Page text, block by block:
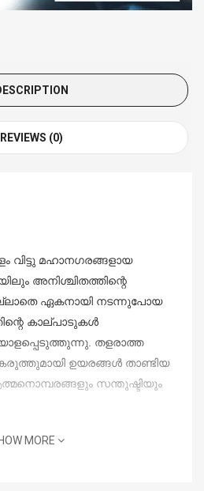
REVIEWS (0)
വിട്ടു മഹാനഗരങ്ങളായ
അനിശ്ചിതത്തിന്റെ
ഏകനായി നടന്നുപോയ
കാല്പാടുകൾ
തളരാത്ത
ഉയരങ്ങൾ താണ്ടിയ
സന്തുഷ്ടിയും
MORE